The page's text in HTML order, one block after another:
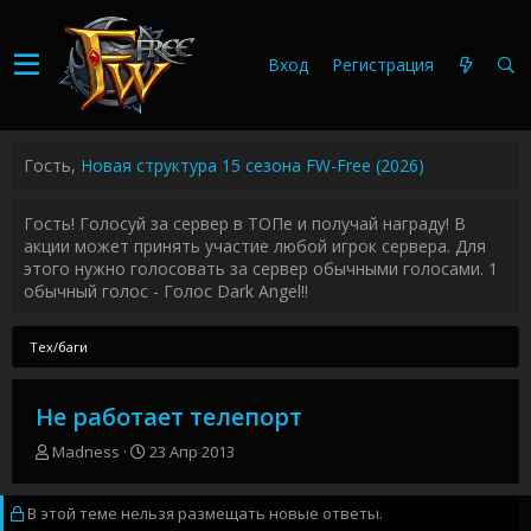
Вход Регистрация
Гость, Новая структура 15 сезона FW-Free (2026)
Гость! Голосуй за сервер в ТОПе и получай награду! В
акции может принять участие любой игрок сервера. Для
этого нужно голосовать за сервер обычными голосами. 1
обычный голос - Голос Dark Angel!!
Тех/баги
Не работает телепорт
А
т
о
Madness
Д
т
а
23 Апр 2013
В этой теме нельзя размещать новые ответы.